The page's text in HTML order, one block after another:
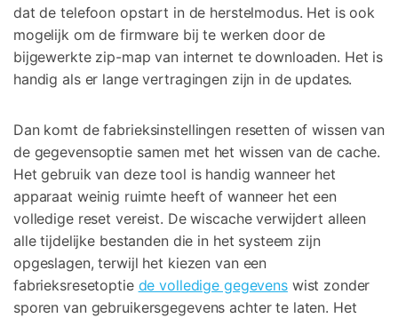
dat de telefoon opstart in de herstelmodus. Het is ook
mogelijk om de firmware bij te werken door de
bijgewerkte zip-map van internet te downloaden. Het is
handig als er lange vertragingen zijn in de updates.
Dan komt de fabrieksinstellingen resetten of wissen van
de gegevensoptie samen met het wissen van de cache.
Het gebruik van deze tool is handig wanneer het
apparaat weinig ruimte heeft of wanneer het een
volledige reset vereist. De wiscache verwijdert alleen
alle tijdelijke bestanden die in het systeem zijn
opgeslagen, terwijl het kiezen van een
fabrieksresetoptie de volledige gegevens wist zonder
sporen van gebruikersgegevens achter te laten. Het